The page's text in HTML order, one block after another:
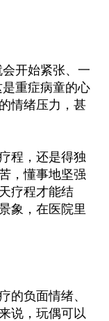
开始紧张、一
重症病童的心
情绪压力，甚
程，还是得独
，懂事地坚强
疗程才能结
象，在医院里
的负面情绪、
说，玩偶可以